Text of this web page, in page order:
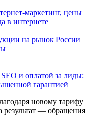
маркетинг, цены
в интернете
на рынок России
и оплатой за лиды:
гарантией
новому тарифу
результат — обращения